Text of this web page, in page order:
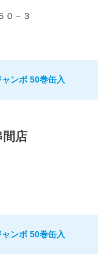
０－３
ンボ 50巻缶入
間店
ンボ 50巻缶入